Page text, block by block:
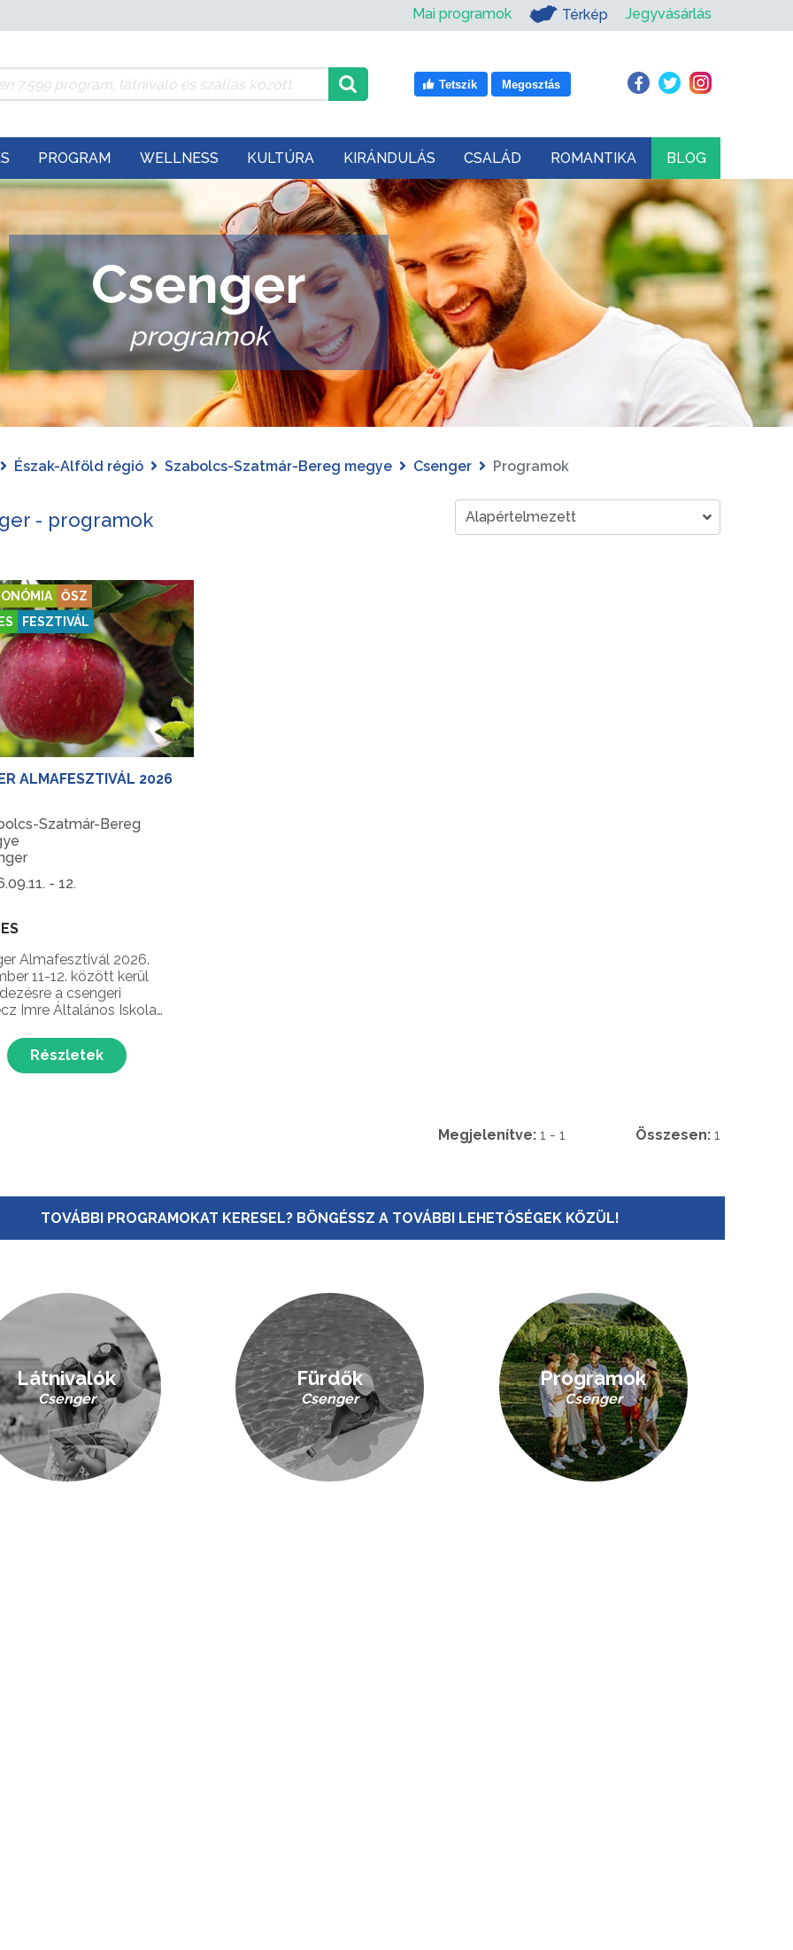
Mai programok Térkép Jegyvásárlás
Tetszik Megosztás
PROGRAM WELLNESS KULTÚRA KIRÁNDULÁS CSALÁD ROMANTIKA BLOG
Csenger
programok
Észak-Alföld régió Szabolcs-Szatmár-Bereg megye Csenger Programok
- programok
ŐSZ
FESZTIVÁL
ALMAFESZTIVÁL 2026
Szatmár-Bereg
- 12.
Almafesztivál 2026.
11-12. között kerül
a csengeri
Imre Általános Iskola
gyerekprogramok,
koncertek és még sok
várja a látogatókat
Részletek
Megjelenítve: 1 - 1 Összesen: 1
TOVÁBBI PROGRAMOKAT KERESEL? BÖNGÉSSZ A TOVÁBBI LEHETŐSÉGEK KÖZÜL!
Látnivalók
Csenger
Fürdők
Csenger
Programok
Csenger